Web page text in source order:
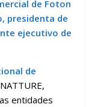
de Foton
presidenta de
ejecutivo de
de
entidades